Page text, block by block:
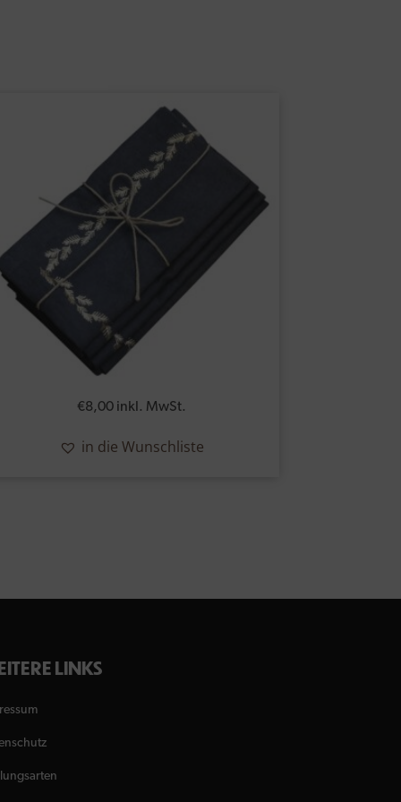
Serviette m. Golddruck
€8,00 inkl. MwSt.
in die Wunschliste
LINKS